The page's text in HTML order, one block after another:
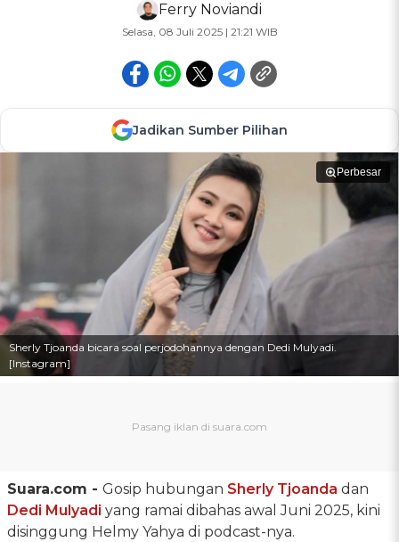
Ferry Noviandi
Selasa, 08 Juli 2025 | 21:21 WIB
Jadikan Sumber Pilihan
Perbesar
Sherly Tjoanda bicara soal perjodohannya dengan Dedi Mulyadi.
[Instagram]
Suara.com - Gosip hubungan Sherly Tjoanda dan
Dedi Mulyadi yang ramai dibahas awal Juni 2025, kini
disinggung Helmy Yahya di podcast-nya.